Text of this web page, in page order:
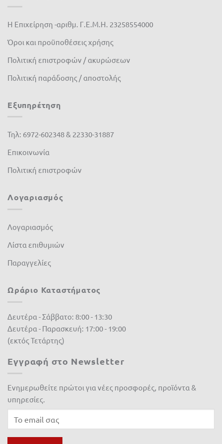
Η Επιχείρηση -αριθμ. Γ.Ε.Μ.Η. 23258554000
Όροι και προϋποθέσεις χρήσης
Πολιτική επιστροφών / ακυρώσεων
Πολιτική παράδοσης / αποστολής
Εξυπηρέτηση
Τηλ: 6972-602348 & 22330-31887
Επικοινωνία
Πολιτική επιστροφών
Λογαριασμός
Λογαριασμός
Λίστα επιθυμιών
Παραγγελίες
Ωράριο Καταστήματος
Δευτέρα - Σάββατο: 8:00 - 13:30
Δευτέρα - Παρασκευή: 17:00 - 19:00
(εκτός Τετάρτης)
Εγγραφή στο Newsletter
Ενημερωθείτε πρώτοι για νέες προσφορές, προϊόντα &
υπηρεσίες.